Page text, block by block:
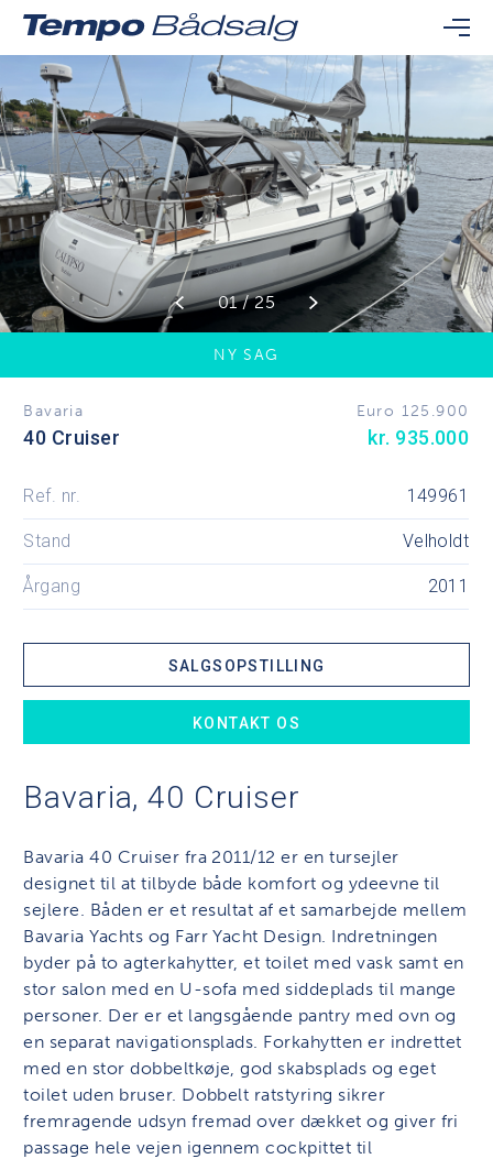
01 / 25
NY SAG
Bavaria Euro 125.900
40 Cruiser kr. 935.000
Ref. nr. 149961
Stand Velholdt
Årgang 2011
SALGSOPSTILLING
KONTAKT OS
Bavaria, 40 Cruiser
Bavaria 40 Cruiser fra 2011/12 er en tursejler
designet til at tilbyde både komfort og ydeevne til
sejlere. Båden er et resultat af et samarbejde mellem
Bavaria Yachts og Farr Yacht Design. Indretningen
byder på to agterkahytter, et toilet med vask samt en
stor salon med en U-sofa med siddeplads til mange
personer. Der er et langsgående pantry med ovn og
en separat navigationsplads. Forkahytten er indrettet
med en stor dobbeltkøje, god skabsplads og eget
toilet uden bruser. Dobbelt ratstyring sikrer
fremragende udsyn fremad over dækket og giver fri
passage hele vejen igennem cockpittet til